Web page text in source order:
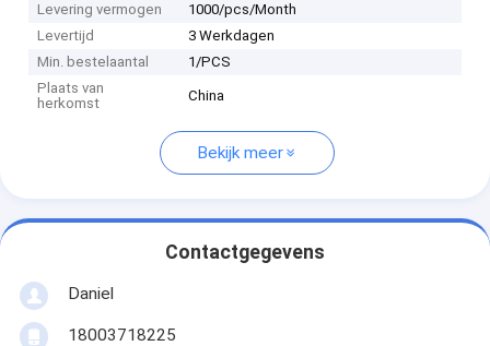
Levering vermogen
1000/pcs/Month
Levertijd
3 Werkdagen
Min. bestelaantal
1/PCS
Plaats van
herkomst
China
Bekijk meer
Contactgegevens
Daniel
18003718225